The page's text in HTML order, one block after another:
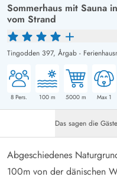
Sommerhaus mit Sauna
vom Strand
Tingodden 397, Årgab -
8 Pers. 100 m 5000m Max 1
Das sagen die Gäste
Abgeschiedenes
100m von der dänischen